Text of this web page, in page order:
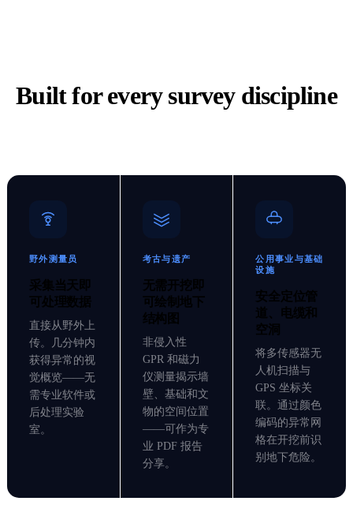
Built for every survey discipline
野外测量员
采集当天即
可处理数据
直接从野外上
传。几分钟内
获得异常的视
觉概览——无
需专业软件或
后处理实验
室。
考古与遗产
无需开挖即
可绘制地下
结构图
非侵入性
GPR 和磁力
仪测量揭示墙
壁、基础和文
物的空间位置
——可作为专
业 PDF 报告
分享。
公用事业与基础
设施
安全定位管
道、电缆和
空洞
将多传感器无
人机扫描与
GPS 坐标关
联。通过颜色
编码的异常网
格在开挖前识
别地下危险。